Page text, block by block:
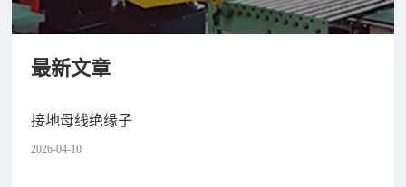
最新文章
接地母线绝缘子
2026-04-10